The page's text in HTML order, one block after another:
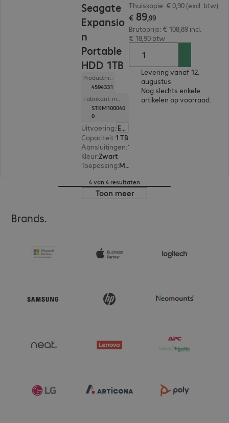
Seagate
Expansio
n
Portable
HDD 1TB
Productnr.:
4594331
Fabrikant-nr.:
STKM100040
0
Uitvoering: Europa
Capaciteit:1 TB
Aansluitingen:
Kleur:Zwart
Toepassing: Mobiel
Thuiskopie: € 0,90 (excl. btw)
€ 89,99
Brutoprijs: € 108,89 incl.
€ 18,90 btw
Levering vanaf 12.
augustus
Nog slechts enkele
artikelen op voorraad.
4 van 4 resultaten
Toon meer
Brands.